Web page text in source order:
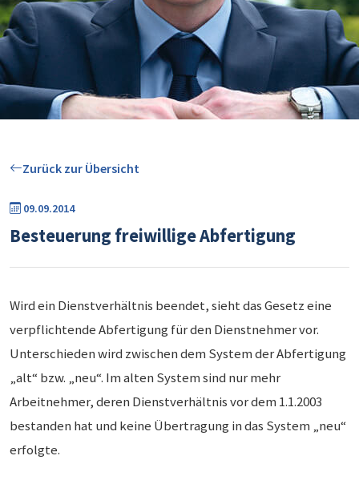
Zurück zur Übersicht
09.09.2014
Besteuerung freiwillige Abfertigung
Wird ein Dienstverhältnis beendet, sieht das Gesetz eine
verpflichtende Abfertigung für den Dienstnehmer vor.
Unterschieden wird zwischen dem System der Abfertigung
„alt“ bzw. „neu“. Im alten System sind nur mehr
Arbeitnehmer, deren Dienstverhältnis vor dem 1.1.2003
bestanden hat und keine Übertragung in das System „neu“
erfolgte.